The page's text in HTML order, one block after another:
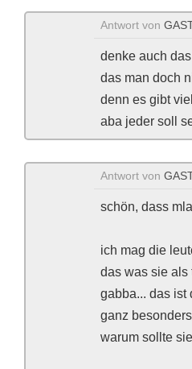
Antwort von
denke auch
das man doch
denn es gibt
aba jeder soll
Antwort von
schön, dass
ich mag die
das was sie als
gabba... das ist
ganz
warum sollte